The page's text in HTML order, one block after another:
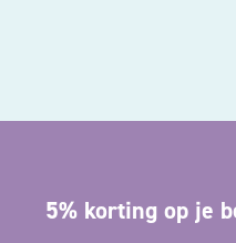
5% korting op je